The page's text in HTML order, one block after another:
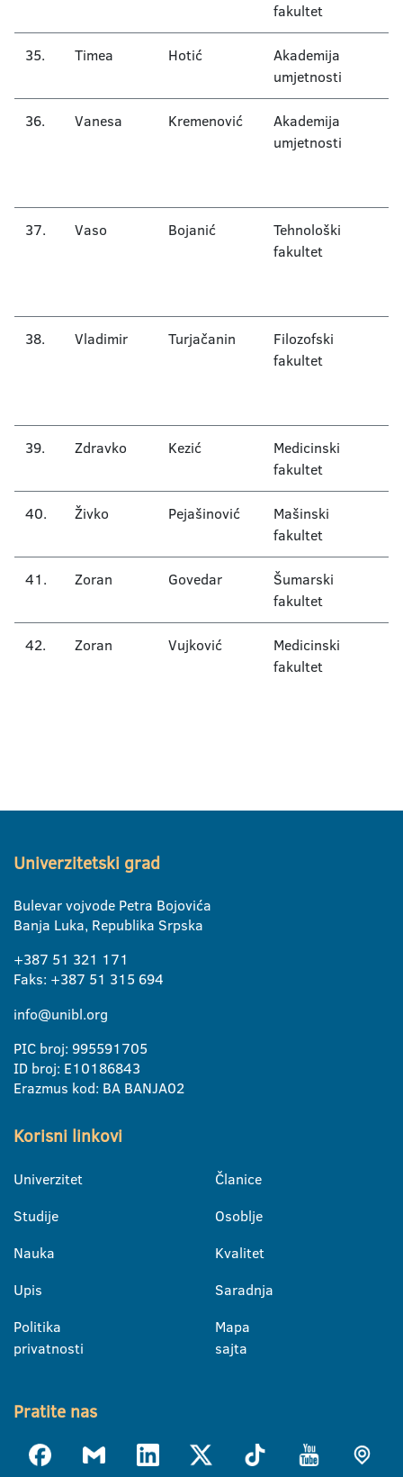
fakultet
35. Timea Hotić
Akademija
umjetnosti
36. Vanesa Kremenović
Akademija
umjetnosti
37. Vaso Bojanić
Tehnološki
fakultet
38. Vladimir Turjačanin
Filozofski
fakultet
39. Zdravko Kezić
Medicinski
fakultet
40. Živko Pejašinović
Mašinski
fakultet
41. Zoran Govedar
Šumarski
fakultet
42. Zoran Vujković
Medicinski
fakultet
Univerzitetski grad
Bulevar vojvode Petra Bojovića
Banja Luka, Republika Srpska
+387 51 321 171
Faks: +387 51 315 694
info@unibl.org
PIC broj: 995591705
ID broj: E10186843
Erazmus kod: BA BANJA02
Korisni linkovi
Univerzitet
Studije
Nauka
Upis
Politika
privatnosti
Članice
Osoblje
Kvalitet
Saradnja
Mapa
sajta
Pratite nas